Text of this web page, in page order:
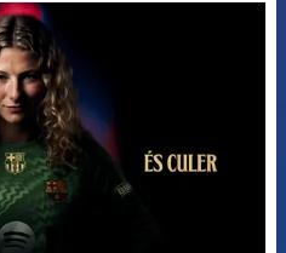
FCB Barcelona badge